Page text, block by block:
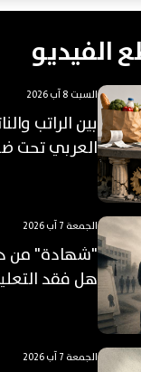
الفيديو
السبت 8 آب 2026
بين الراتب
العربي تحت
الجمعة 7 آب 2026
"شهادة" من
هل فقد
الجمعة 7 آب 2026